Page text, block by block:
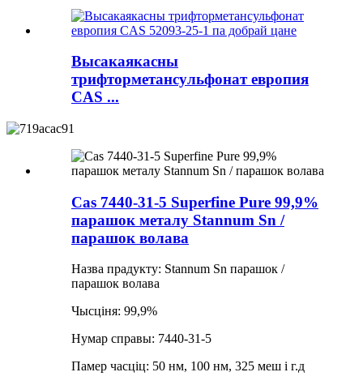
Высакаякасны
трифторметансульфонат европия
CAS ...
Cas 7440-31-5 Superfine Pure 99,9%
парашок металу Stannum Sn /
парашок волава
Назва прадукту: Stannum Sn парашок /
парашок волава
Чысціня: 99,9%
Нумар справы: 7440-31-5
Памер часціц: 50 нм, 100 нм, 325 меш і г.д